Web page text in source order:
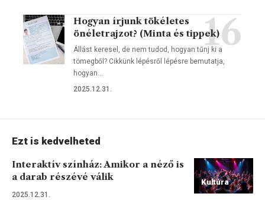
Hogyan írjunk tökéletes
önéletrajzot? (Minta és tippek)
Állást keresel, de nem tudod, hogyan tűnj ki a
tömegből? Cikkünk lépésről lépésre bemutatja,
hogyan…
2025.12.31.
Ezt is kedvelheted
Kultúra
Interaktív színház: Amikor a néző is
a darab részévé válik
2025.12.31.